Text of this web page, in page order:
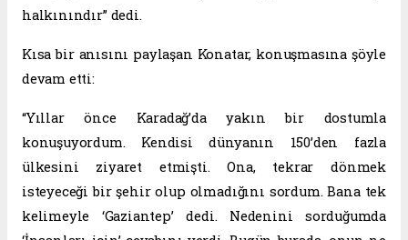
halkınındır” dedi.
Kısa bir anısını paylaşan Konatar, konuşmasına şöyle
devam etti:
“Yıllar önce Karadağ’da yakın bir dostumla
konuşuyordum. Kendisi dünyanın 150’den fazla
ülkesini ziyaret etmişti. Ona, tekrar dönmek
isteyeceği bir şehir olup olmadığını sordum. Bana tek
kelimeyle ‘Gaziantep’ dedi. Nedenini sorduğumda